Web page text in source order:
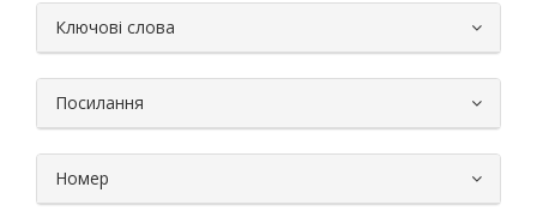
Ключові слова
Посилання
Номер